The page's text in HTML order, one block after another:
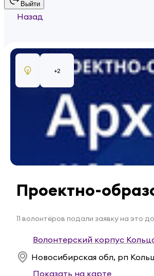
Выйти
Назад
+2
Проектно-
11 волонтёров подали заявку на это
Волонтерский корпус
Новосибирская обл, рп
Показать на карте